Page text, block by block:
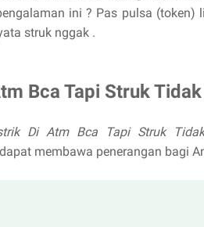
ini ? Pas pulsa (token)
struk nggak .
Bca Tapi Struk
Di Atm Bca Tapi Struk
membawa penerangan bagi